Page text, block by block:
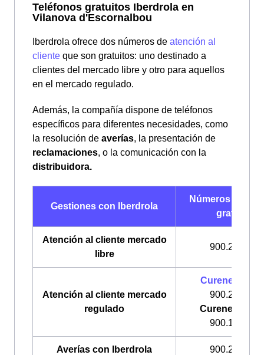
Teléfonos gratuitos Iberdrola en
Vilanova d'Escornalbou
Iberdrola ofrece dos números de atención al
cliente que son gratuitos: uno destinado a
clientes del mercado libre y otro para aquellos
en el mercado regulado.
Además, la compañía dispone de teléfonos
específicos para diferentes necesidades, como
la resolución de averías, la presentación de
reclamaciones, o la comunicación con la
distribuidora.
Gestiones con Iberdrola
Números de
gratuitos
Atención al cliente mercado
libre
900.225.235
Atención al cliente mercado
regulado
Curenergía
900.200.708
Curenergía
900.100.309
Averías con Iberdrola 900.224.522